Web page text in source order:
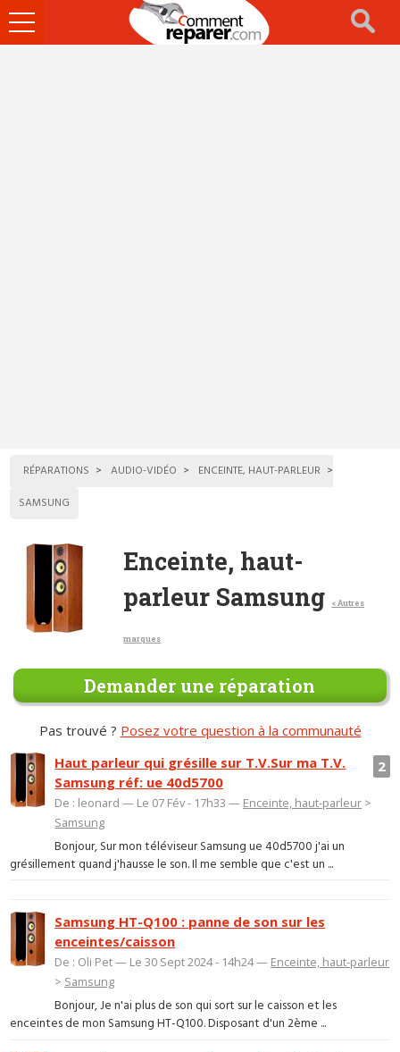
Ouvrir
le
RÉPARATIONS AUDIO-VIDÉO
ENCEINTE, HAUT-PARLEUR
SAMSUNG
Enceinte, haut-
parleur Samsung
< Autres
marques
Demander une réparation
Pas trouvé ? Posez votre question à la communauté
2
Haut parleur qui grésille sur T.V.Sur ma T.V.
Samsung réf: ue 40d5700
De : leonard — Le 07 Fév - 17h33 — Enceinte, haut-parleur >
Samsung
Bonjour, Sur mon téléviseur Samsung ue 40d5700 j'ai un
grésillement quand j'hausse le son. Il me semble que c'est un ...
Samsung HT-Q100 : panne de son sur les
enceintes/caisson
De : Oli Pet — Le 30 Sept 2024 - 14h24 — Enceinte, haut-parleur
> Samsung
Bonjour, Je n'ai plus de son qui sort sur le caisson et les
enceintes de mon Samsung HT-Q100. Disposant d'un 2ème ...